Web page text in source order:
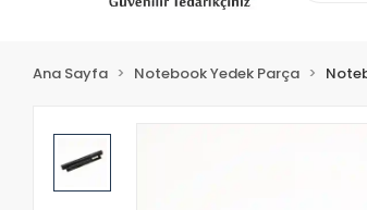
Ana Sayfa Notebook Yedek Parça